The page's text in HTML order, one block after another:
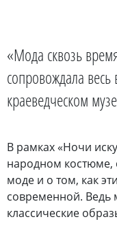
«Мода сквозь
сопровождала
краеведческом
В рамках «Ночи
народном костюме,
моде и о том, как
современной. Ведь
классические